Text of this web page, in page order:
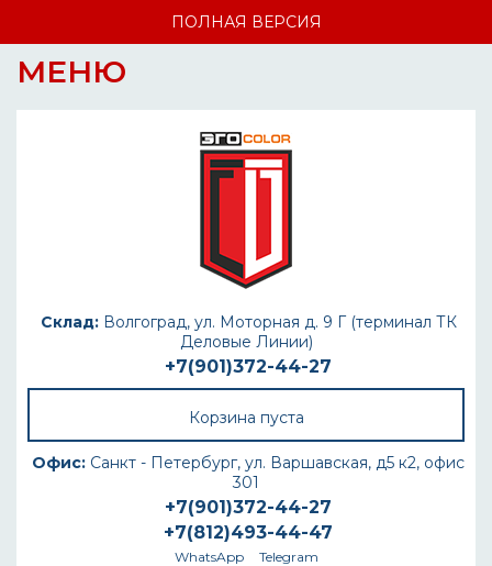
ПОЛНАЯ ВЕРСИЯ
МЕНЮ
Склад:Волгоград, ул. Моторная д. 9 Г (терминал ТК
Деловые Линии)
+7(901)372-44-27
Корзина пуста
Офис: Санкт - Петербург, ул. Варшавская, д5 к2, офис
301
+7(901)372-44-27
+7(812)493-44-47
WhatsApp Telegram